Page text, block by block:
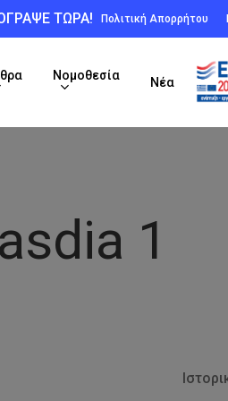
ΤΩΡΑ! Πολιτική Απορρήτου
Νομοθεσία
Νέα
1